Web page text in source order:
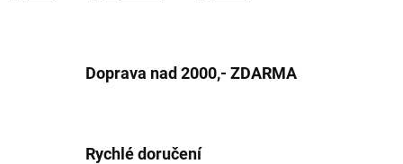
Doprava nad 2000,- ZDARMA
Rychlé doručení